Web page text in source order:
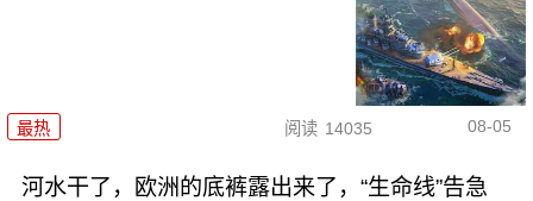
最热 阅读 14035 08-05
河水干了，欧洲的底裤露出来了，“生命线”告急